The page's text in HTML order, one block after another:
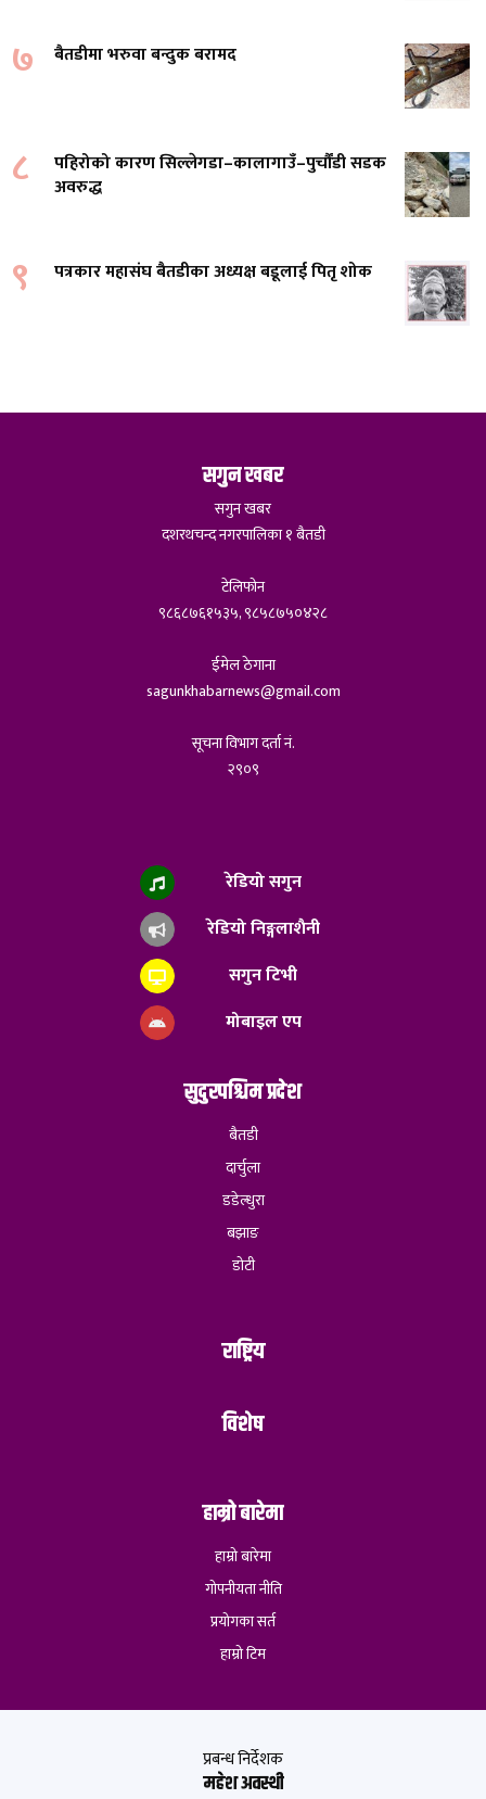
७ बैतडीमा भरुवा बन्दुक बरामद
८
पहिरोको कारण सिल्लेगडा–कालागाउँ–पुर्चौंडी सडक
अवरुद्ध
९ पत्रकार महासंघ बैतडीका अध्यक्ष बडूलाई पितृ शोक
सगुन खबर
सगुन खबर
दशरथचन्द नगरपालिका १ बैतडी
टेलिफोन
९८६८७६१५३५, ९८५८७५०४२८
ईमेल ठेगाना
sagunkhabarnews@gmail.com
सूचना विभाग दर्ता नं.
२९०९
रेडियो सगुन
रेडियो निङ्गलाशैनी
सगुन टिभी
मोबाइल एप
सुदुरपश्चिम प्रदेश
बैतडी
दार्चुला
डडेल्धुरा
बझाङ
डोटी
राष्ट्रिय
विशेष
हाम्रो बारेमा
हाम्रो बारेमा
गोपनीयता नीति
प्रयोगका सर्त
हाम्रो टिम
प्रबन्ध निर्देशक
महेश अवस्थी